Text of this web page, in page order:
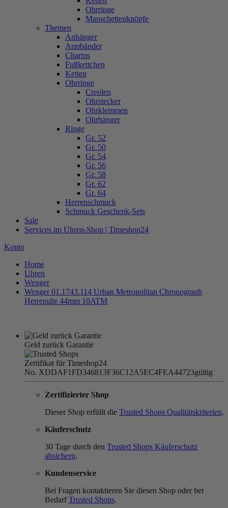
Ohrringe
Manschettenknöpfe
Themen
Anhänger
Armbänder
Charms
Fußkettchen
Ketten
Ohrringe
Creolen
Ohrstecker
Ohrklemmen
Ohrhänger
Ringe
Gr. 52
Gr. 50
Gr. 54
Gr. 56
Gr. 58
Gr. 62
Gr. 64
Herrenschmuck
Schmuck Geschenk-Sets
Sale
Services im Uhren-Shop | Timeshop24
Konto
Home
Uhren
Wenger
Wenger 01.1743.114 Urban Metropolitan Chronograph
Herrenuhr 44mm 10ATM
Geld zurück Garantie
Zertifikat für Timeshop24
No. XDDAF1FD346813F36C12A5EC4FEA44723gültig
Zertifizierter Shop
Dieser Shop erfüllt die Trusted Shops Qualitätskriterien.
Käuferschutz
30 Tage durch den Trusted Shops Käuferschutz
absichern.
Kundenservice
Bei Fragen kontaktieren Sie diesen Shop oder bei
BedarfTrusted Shops.